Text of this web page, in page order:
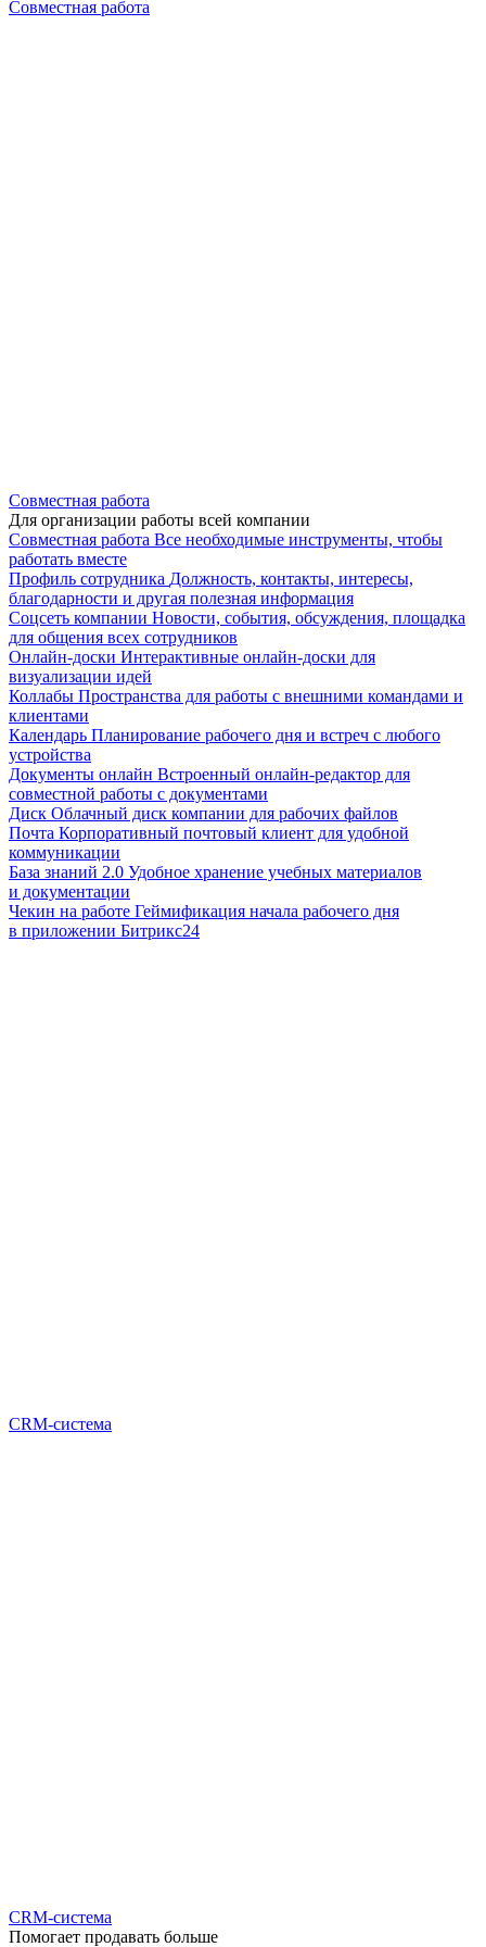
Совместная работа
Совместная работа
Для организации работы всей компании
Совместная работа Все необходимые инструменты, чтобы
работать вместе
Профиль сотрудника Должность, контакты, интересы,
благодарности и другая полезная информация
Соцсеть компании Новости, события, обсуждения, площадка
для общения всех сотрудников
Онлайн-доски Интерактивные онлайн-доски для
визуализации идей
Коллабы Пространства для работы с внешними командами и
клиентами
Календарь Планирование рабочего дня и встреч с любого
устройства
Документы онлайн Встроенный онлайн-редактор для
совместной работы с документами
Диск Облачный диск компании для рабочих файлов
Почта Корпоративный почтовый клиент для удобной
коммуникации
База знаний 2.0 Удобное хранение учебных материалов
и документации
Чекин на работе Геймификация начала рабочего дня
в приложении Битрикс24
CRM-система
CRM-система
Помогает продавать больше